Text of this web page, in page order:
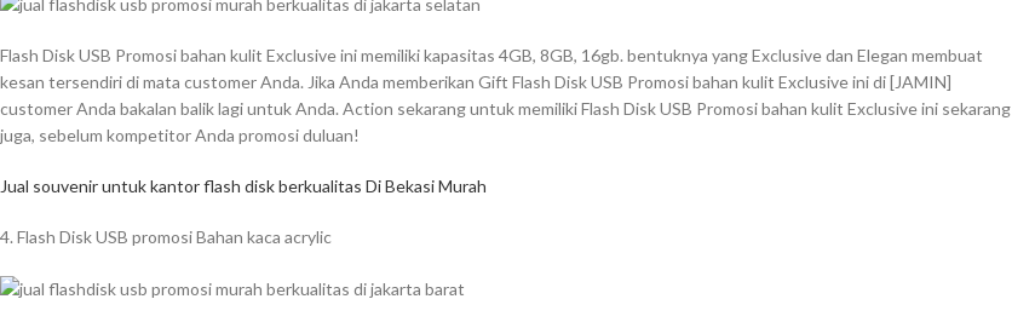
Flash Disk USB Promosi bahan kulit Exclusive ini memiliki kapasitas 4GB, 8GB, 16gb. bentuknya yang Exclusive dan Elegan membuat
kesan tersendiri di mata customer Anda. Jika Anda memberikan Gift Flash Disk USB Promosi bahan kulit Exclusive ini di [JAMIN]
customer Anda bakalan balik lagi untuk Anda. Action sekarang untuk memiliki Flash Disk USB Promosi bahan kulit Exclusive ini sekarang
juga, sebelum kompetitor Anda promosi duluan!
Jual souvenir untuk kantor flash disk berkualitas Di Bekasi Murah
4. Flash Disk USB promosi Bahan kaca acrylic